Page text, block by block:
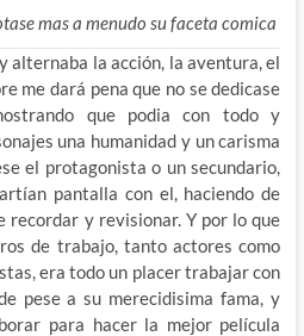
mas a menudo su faceta comica
alternaba la acción, la aventura, el
me dará pena que no se dedicase
que podia con todo y
una humanidad y un carisma
el protagonista o un secundario,
pantalla con el, haciendo de
recordar y revisionar. Y por lo que
de trabajo, tanto actores como
era todo un placer trabajar con
pese a su merecidisima fama, y
para hacer la mejor película